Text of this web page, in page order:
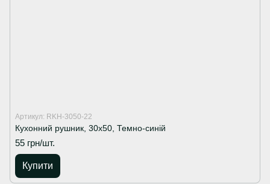
Артикул: RKH-3050-22
Кухонний рушник, 30х50, Темно-синій
55 грн/шт.
Купити